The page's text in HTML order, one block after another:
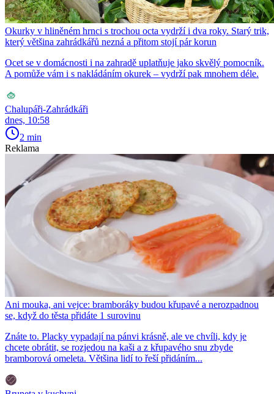
Okurky v hliněném hrnci s trochou octa vydrží i dva roky. Starý trik,
který většina zahrádkářů nezná a přitom stojí pár korun
Ocet se v domácnosti i na zahradě uplatňuje jako skvělý pomocník.
A pomůže vám i s nakládáním okurek – vydrží pak mnohem déle.
Chalupáři-Zahrádkáři
dnes, 10:58
2 min
Reklama
Ani mouka, ani vejce: bramboráky budou křupavé a nerozpadnou
se, když do těsta přidáte 1 surovinu
Znáte to. Placky vypadají na pánvi krásně, ale ve chvíli, kdy je
chcete obrátit, se rozjedou na kaši a z křupavého snu zbyde
bramborová omeleta. Většina lidí to řeší přidáním...